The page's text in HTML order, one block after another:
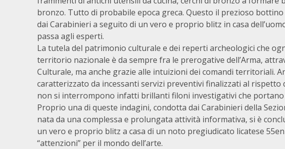
bronzo. Tutto di probabile epoca greca. Questo il prezioso
dai Carabinieri a seguito di un vero e proprio blitz in casa
passa agli esperti.
La tutela del patrimonio culturale e dei reperti archeologici che
territorio nazionale è da sempre fra le prerogative dell’Arma,
Culturale, ma anche grazie alle intuizioni dei comandi territoriali.
caratterizzato da incessanti servizi preventivi finalizzati al
non si interrompono infatti brillanti filoni investigativi che
Proprio una di queste indagini, condotta dai Carabinieri della
nata da una complessa e prolungata attività informativa, si è
un vero e proprio blitz a casa di un noto pregiudicato licatese
“attenzioni” per il mondo dell’arte.